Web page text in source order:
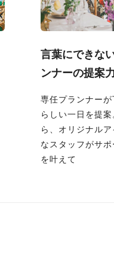
言葉にできな
ンナーの提案力
専任プランナー
らしい一日を提
ら、オリジナル
なスタッフがサ
を叶えて